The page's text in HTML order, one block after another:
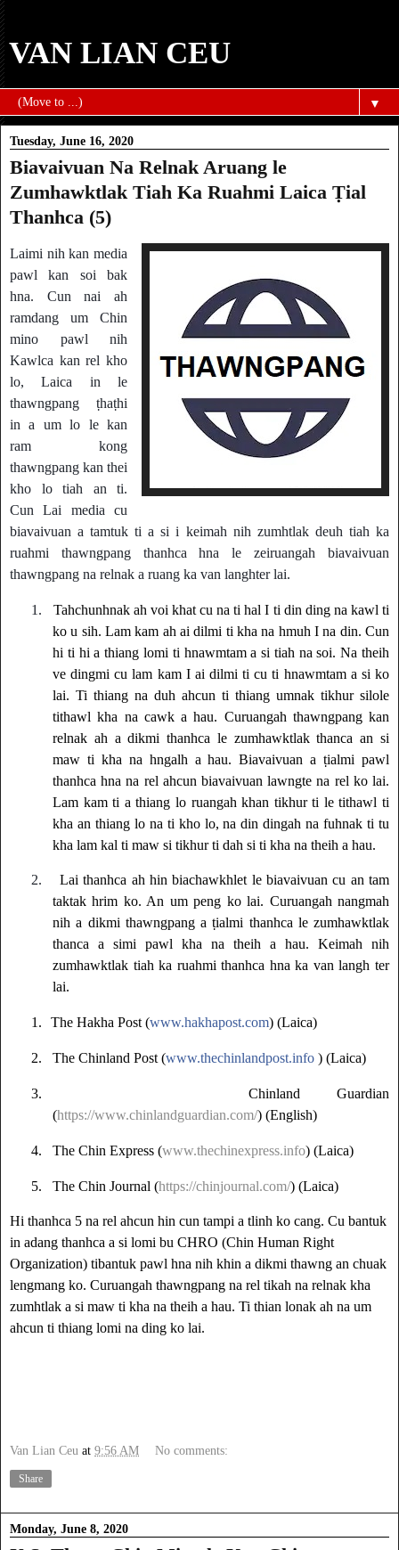
VAN LIAN CEU
▼
Tuesday, June 16, 2020
Biavaivuan Na Relnak Aruang le
Zumhawktlak Tiah Ka Ruahmi Laica Ṭial
Thanhca (5)
Laimi nih kan media
pawl kan soi bak
hna. Cun nai ah
ramdang um Chin
mino pawl nih
Kawlca kan rel kho
lo, Laica in le
thawngpang ṭhaṭhi
in a um lo le kan
ram kong
thawngpang kan thei
kho lo tiah an ti.
Cun Lai media cu
biavaivuan a tamtuk ti a si i keimah nih zumhtlak deuh tiah ka
ruahmi thawngpang thanhca hna le zeiruangah biavaivuan
thawngpang na relnak a ruang ka van langhter lai.
1.
Tahchunhnak ah voi khat cu na ti hal I ti din ding na kawl ti
ko u sih. Lam kam ah ai dilmi ti kha na hmuh I na din. Cun
hi ti hi a thiang lomi ti hnawmtam a si tiah na soi. Na theih
ve dingmi cu lam kam I ai dilmi ti cu ti hnawmtam a si ko
lai. Ti thiang na duh ahcun ti thiang umnak tikhur silole
tithawl kha na cawk a hau. Curuangah thawngpang kan
relnak ah a dikmi thanhca le zumhawktlak thanca an si
maw ti kha na hngalh a hau. Biavaivuan a ṭialmi pawl
thanhca hna na rel ahcun biavaivuan lawngte na rel ko lai.
Lam kam ti a thiang lo ruangah khan tikhur ti le tithawl ti
kha an thiang lo na ti kho lo, na din dingah na fuhnak ti tu
kha lam kal ti maw si tikhur ti dah si ti kha na theih a hau.
2.
Lai thanhca ah hin biachawkhlet le biavaivuan cu an tam
taktak hrim ko. An um peng ko lai. Curuangah nangmah
nih a dikmi thawngpang a ṭialmi thanhca le zumhawktlak
thanca a simi pawl kha na theih a hau. Keimah nih
zumhawktlak tiah ka ruahmi thanhca hna ka van langh ter
lai.
1. The Hakha Post (www.hakhapost.com) (Laica)
2. The Chinland Post (www.thechinlandpost.info ) (Laica)
3.
Chinland Guardian
(https://www.chinlandguardian.com/) (English)
4. The Chin Express (www.thechinexpress.info) (Laica)
5. The Chin Journal (https://chinjournal.com/) (Laica)
Hi thanhca 5 na rel ahcun hin cun tampi a tlinh ko cang. Cu bantuk
in adang thanhca a si lomi bu CHRO (Chin Human Right
Organization) tibantuk pawl hna nih khin a dikmi thawng an chuak
lengmang ko. Curuangah thawngpang na rel tikah na relnak kha
zumhtlak a si maw ti kha na theih a hau. Ti thian lonak ah na um
ahcun ti thiang lomi na ding ko lai.
Van Lian Ceu at 9:56 AM No comments:
Share
Monday, June 8, 2020